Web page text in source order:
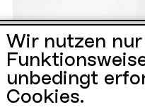
Ruhr
Wir nutzen
unbedingt
Cookies.